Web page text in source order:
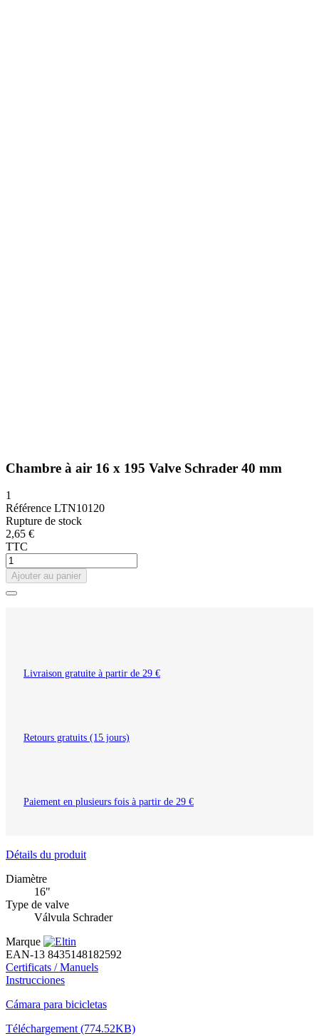
Chambre à air 16 x 195 Valve Schrader 40 mm
1
Référence LTN10120
Rupture de stock
2,65 €
TTC
Ajouter au panier
Livraison gratuite à partir de 29 €
Retours gratuits (15 jours)
Paiement en plusieurs fois à partir de 29 €
Détails du produit
Diamètre
16"
Type de valve
Válvula Schrader
Marque
EAN-13 8435148182592
Certificats / Manuels
Instrucciones
Cámara para bicicletas
Téléchargement (774.52KB)